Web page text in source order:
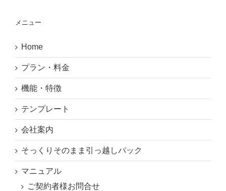
メニュー
Home
プラン・料金
機能・特徴
テンプレート
会社案内
そっくりそのまま引っ越しパック
マニュアル
ご契約者様お問合せ